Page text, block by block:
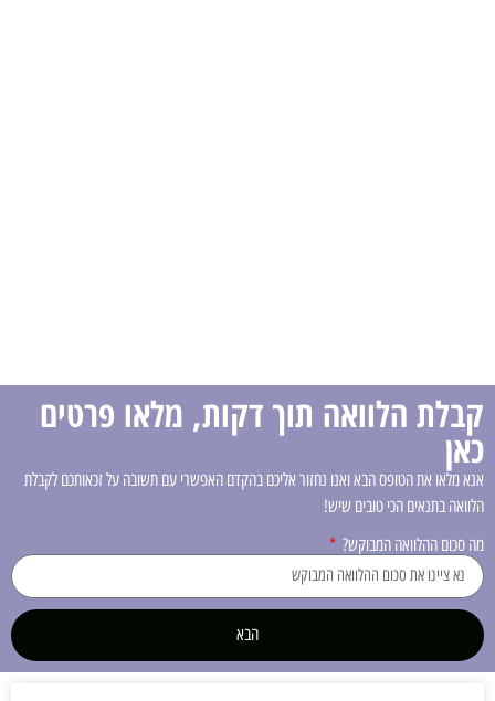
קבלת הלוואה תוך דקות, מלאו פרטים
כאן
אנא מלאו את הטופס הבא ואנו נחזור אליכם בהקדם האפשרי עם תשובה על זכאותכם לקבלת
הלוואה בתנאים הכי טובים שיש!
מה סכום ההלוואה המבוקש?
הבא